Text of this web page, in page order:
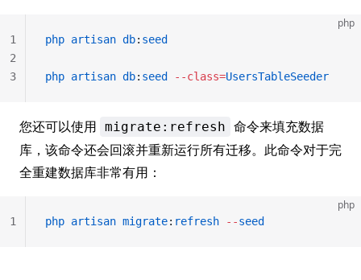
php
php artisan db: seed
php artisan db: seed --class=UsersTableSeeder
1
2
3
您还可以使用 migrate:refresh 命令来填充数据
库，该命令还会回滚并重新运行所有迁移。此命令对于完
全重建数据库非常有用：
php
php artisan migrate: refresh --seed
1